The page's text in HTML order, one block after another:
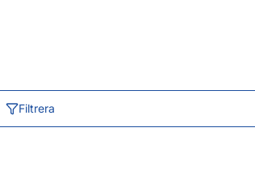
Filtrera